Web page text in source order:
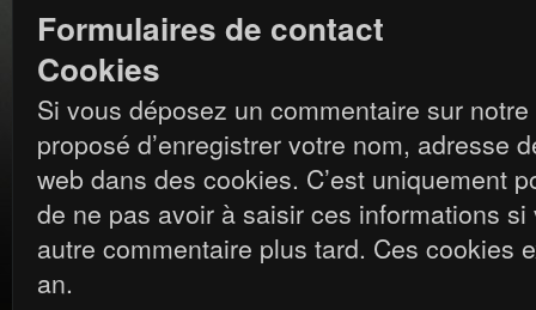
Formulaires de contact
Cookies
Si vous déposez un commentaire sur
proposé d’enregistrer votre nom, adresse
web dans des cookies. C’est uniquement
de ne pas avoir à saisir ces informations
autre commentaire plus tard. Ces cookies
an.